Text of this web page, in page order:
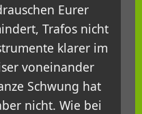
Eurer
Trafos nicht
klarer im
voneinander
Schwung hat
nicht. Wie bei